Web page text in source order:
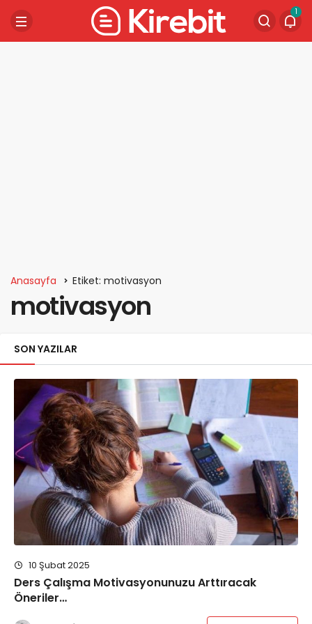
1
Anasayfa Etiket: motivasyon
motivasyon
SON YAZILAR
10 Şubat 2025
Ders Çalışma Motivasyonunuzu Arttıracak
Öneriler…